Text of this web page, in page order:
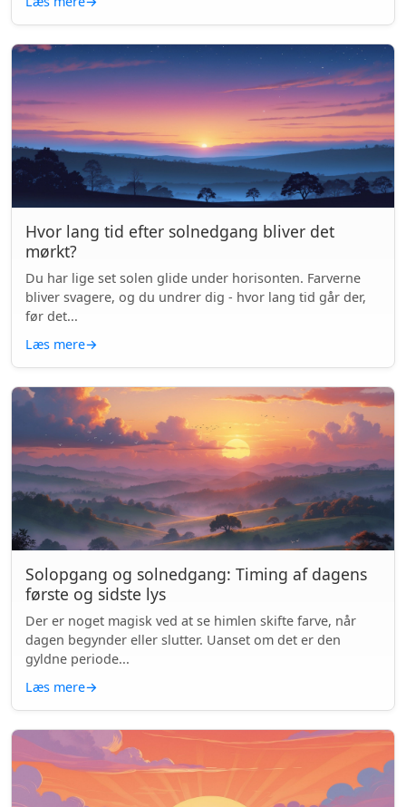
Hvor lang tid efter solnedgang bliver det
mørkt?
Du har lige set solen glide under horisonten. Farverne
bliver svagere, og du undrer dig - hvor lang tid går der,
før det...
Læs mere→
Solopgang og solnedgang: Timing af dagens
første og sidste lys
Der er noget magisk ved at se himlen skifte farve, når
dagen begynder eller slutter. Uanset om det er den
gyldne periode...
Læs mere→